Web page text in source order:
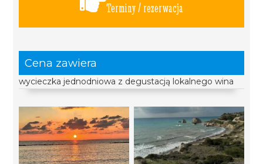
Terminy / rezerwacja
Cena zawiera
wycieczka jednodniowa z degustacją lokalnego wina